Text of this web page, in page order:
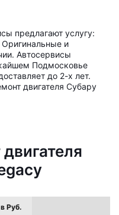
предлагают услугу:
Оригинальные и
Автосервисы
Подмосковье
до 2-х лет.
двигателя Субару
Руб.